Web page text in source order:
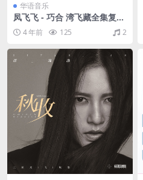
华语音乐
凤飞飞 - 巧合 湾飞藏全集复刻
版 1975 [WAV+CUE/整轨/34
0M]4 年前 125 2